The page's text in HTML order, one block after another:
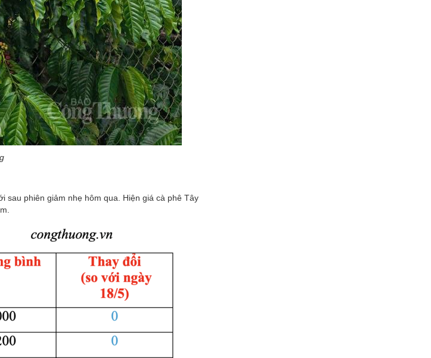
phiên giảm nhẹ hôm qua. Hiện giá cà phê Tây